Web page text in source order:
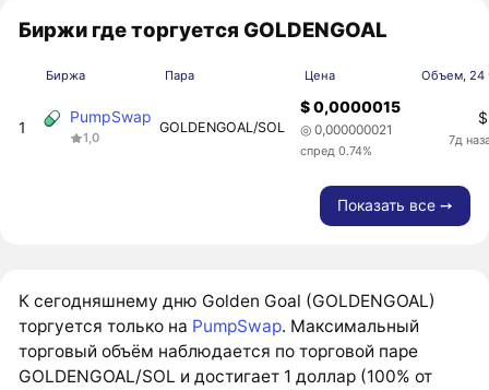
Биржи где торгуется GOLDENGOAL
Биржа Пара Цена Объем, 24
1
PumpSwap
1,0
GOLDENGOAL/SOL
$ 0,0000015
◎ 0,000000021
спред 0.74%
7д
Показать все ➙
К сегодняшнему дню Golden Goal (GOLDENGOAL)
торгуется только на PumpSwap. Максимальный
торговый объём наблюдается по торговой паре
GOLDENGOAL/SOL и достигает 1 доллар (100% от